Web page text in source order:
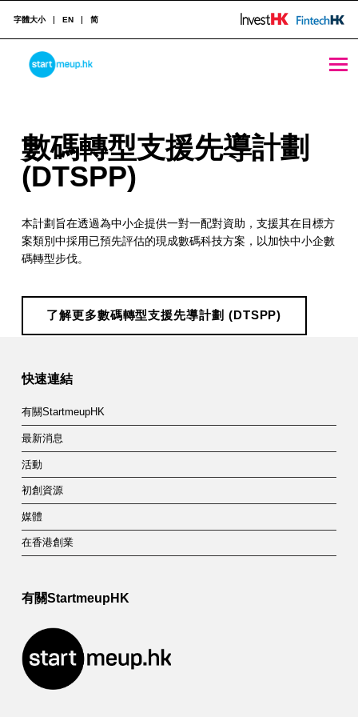
數碼轉型支援先導計劃 (DTSPP) - StartmeupHK
STARTMEUPHK
STARTMEUPHK FESTIVAL IS THE LEADING STARTUP AND INNOVATION CONFERENCE EVENT IN HONG KONG
字體大小 EN 简
數
碼
型
支
援
先
計
劃
(
D
T
S
P
)
數碼轉型支援先導計劃
(DTSPP)
本計劃旨在透過為中小企提供一對一配對資助，支援其在目標方
案類別中採用已預先評估的現成數碼科技方案，以加快中小企數
碼轉型步伐。
了解更多數碼轉型支援先導計劃 (DTSPP)
Skip back to main navigation
快速連結
有關StartmeupHK
最新消息
活動
初創資源
媒體
在香港創業
有關StartmeupHK